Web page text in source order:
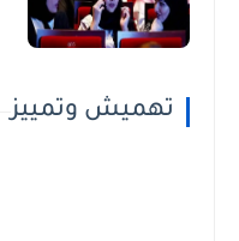
تهميش وتمييز